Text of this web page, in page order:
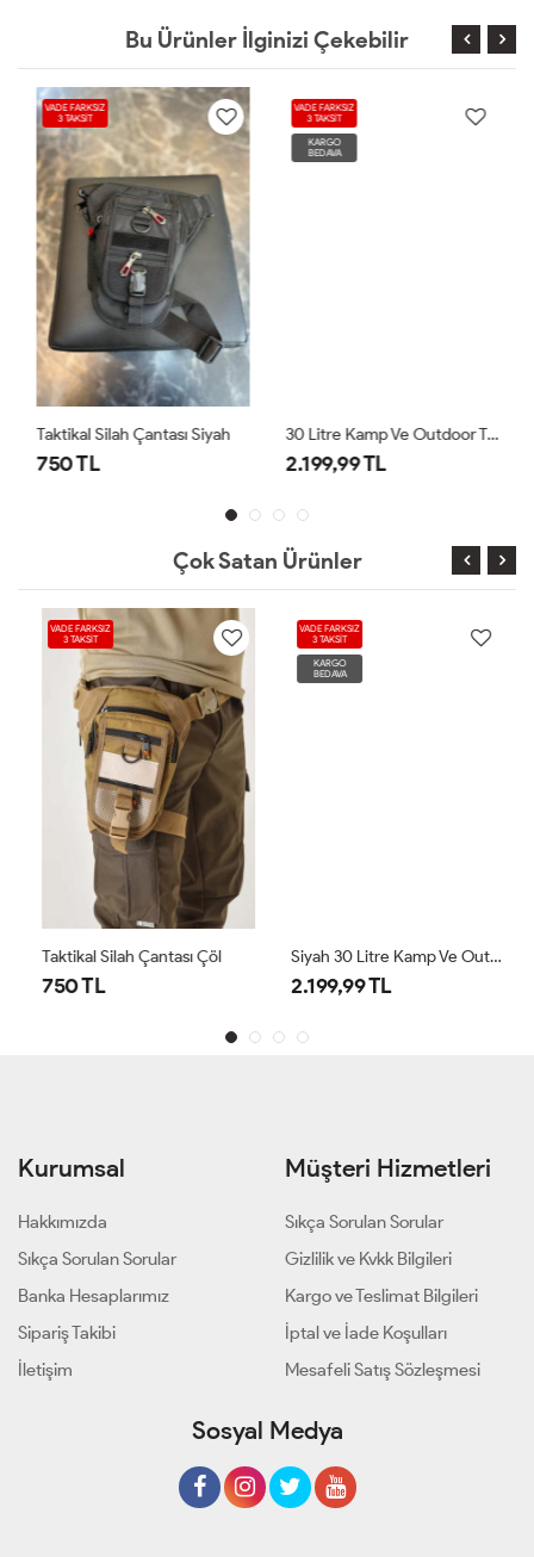
Bu Ürünler İlginizi Çekebilir
VADE FARKSIZ
3 TAKSİT
Taktikal Silah Çantası Siyah
750 TL
VADE FARKSIZ
3 TAKSİT
KARGO
BEDAVA
30 Litre Kamp Ve Outdoor Taktik Sırt Çantası Çöl
2.199,99 TL
Çok Satan Ürünler
VADE FARKSIZ
3 TAKSİT
Taktikal Silah Çantası Çöl
750 TL
VADE FARKSIZ
3 TAKSİT
KARGO
BEDAVA
Siyah 30 Litre Kamp Ve Outdoor Taktik Sırt Çantası Siyah
2.199,99 TL
Kurumsal
Hakkımızda
Sıkça Sorulan Sorular
Banka Hesaplarımız
Sipariş Takibi
İletişim
Müşteri Hizmetleri
Sıkça Sorulan Sorular
Gizlilik ve Kvkk Bilgileri
Kargo ve Teslimat Bilgileri
İptal ve İade Koşulları
Mesafeli Satış Sözleşmesi
Sosyal Medya